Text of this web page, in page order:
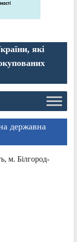
які
державна
м. Білгород-